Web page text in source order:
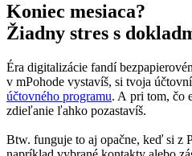
Koniec mesiaca?
Žiadny stres s
Éra digitalizácie fandí
v mPohode vystavíš, si tvoja
účtovného programu. A pri tom, čo
zdieľanie ľahko pozastavíš.
Btw. funguje to aj opačne, keď si z